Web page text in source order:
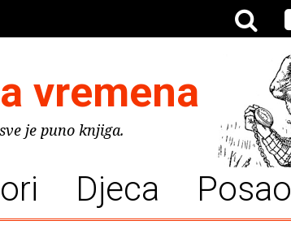
vremena
je puno knjiga.
Djeca Posao